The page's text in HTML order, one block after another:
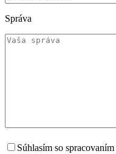
Správa
Súhlasím so spracovaním